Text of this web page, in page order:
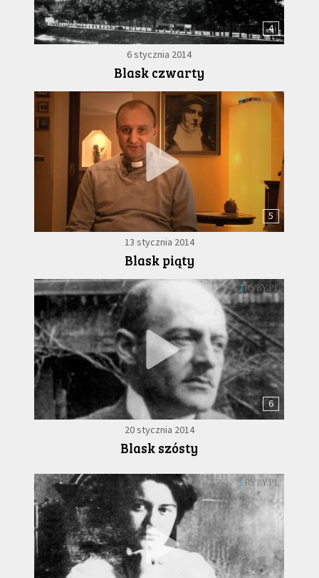
4
6 stycznia 2014
Blask czwarty
5
13 stycznia 2014
Blask piąty
6
20 stycznia 2014
Blask szósty